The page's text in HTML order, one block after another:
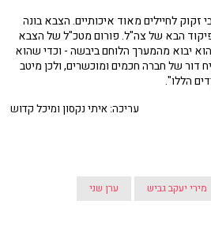
זקוק לחיילים מאוד איכותיים. הצבא בונה
הבא של צה"ל. פורום מטכ"ל של הצבא
הוא יבוא מהמערך הלוחם ביבשה - וכדי שהוא
דור של חברה חכמים ומוכשרים, ולכן מיטב
הללו".
עריכה: איתי נקסון ומיכל קדוש
מירי יעקב גביש ערן שני